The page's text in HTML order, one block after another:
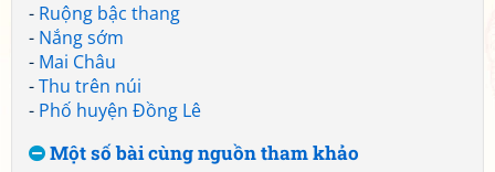
- Ruộng bậc thang
- Nắng sớm
- Mai Châu
-Thu trên núi
- Phố huyện Đồng Lê
Một số bài cùng nguồn tham khảo